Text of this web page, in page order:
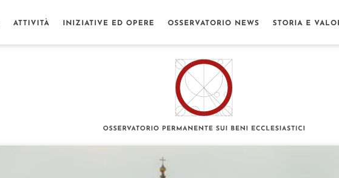
ATTIVITÀ INIZIATIVE ED OPERE OSSERVATORIO NEWS STORIA E